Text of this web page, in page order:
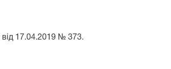
від 17.04.2019 № 373.